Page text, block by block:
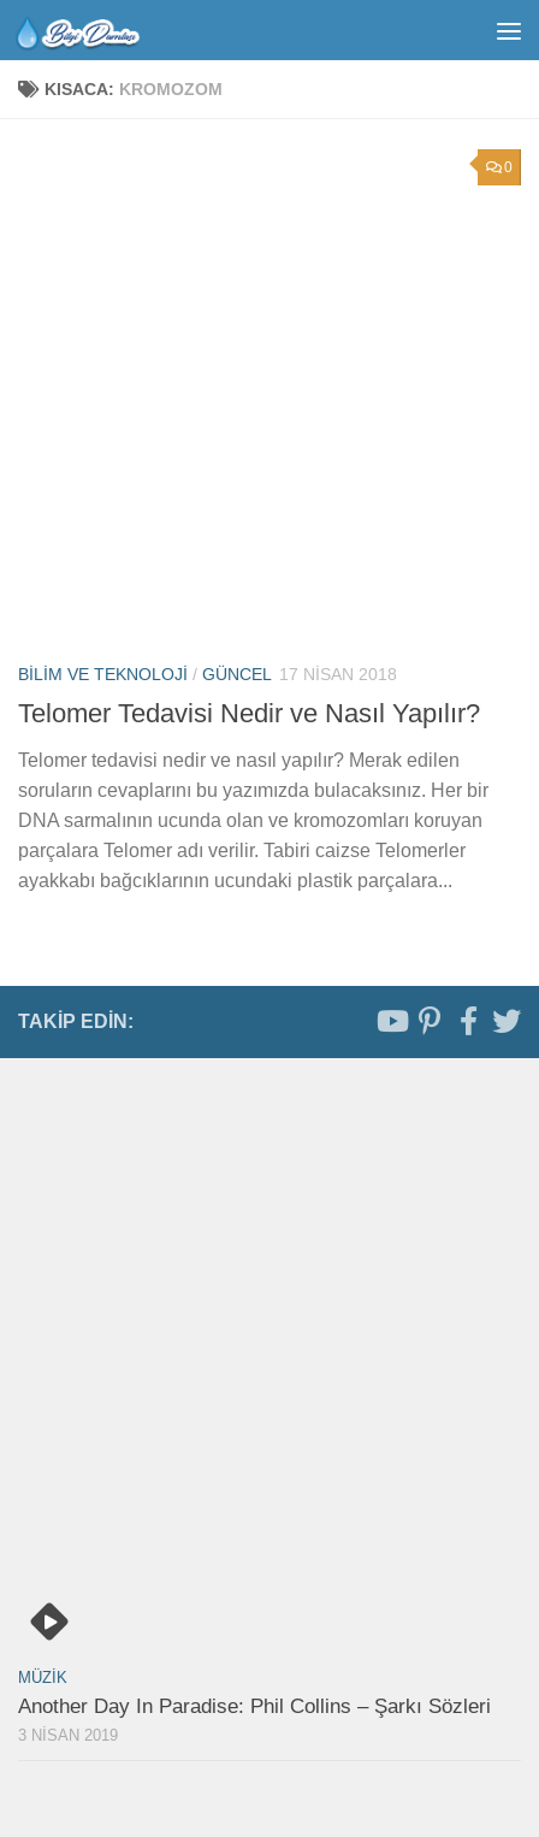
KISACA: KROMOZOM
0
BILIM VE TEKNOLOJI / GÜNCEL 17 NISAN 2018
Telomer Tedavisi Nedir ve Nasıl Yapılır?
Telomer tedavisi nedir ve nasıl yapılır? Merak edilen
soruların cevaplarını bu yazımızda bulacaksınız. Her bir
DNA sarmalının ucunda olan ve kromozomları koruyan
parçalara Telomer adı verilir. Tabiri caizse Telomerler
ayakkabı bağcıklarının ucundaki plastik parçalara...
TAKIP EDIN:
MÜZIK
Another Day In Paradise: Phil Collins – Şarkı Sözleri
3 NISAN 2019